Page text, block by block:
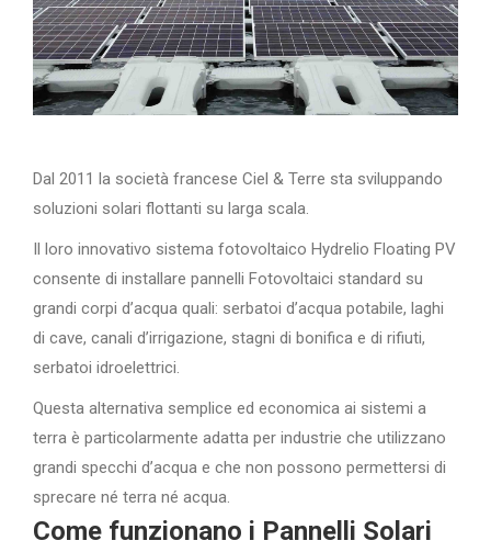
Dal 2011 la società francese Ciel & Terre sta sviluppando
soluzioni solari flottanti su larga scala.
Il loro innovativo sistema fotovoltaico Hydrelio Floating PV
consente di installare pannelli Fotovoltaici standard su
grandi corpi d’acqua quali: serbatoi d’acqua potabile, laghi
di cave, canali d’irrigazione, stagni di bonifica e di rifiuti,
serbatoi idroelettrici.
Questa alternativa semplice ed economica ai sistemi a
terra è particolarmente adatta per industrie che utilizzano
grandi specchi d’acqua e che non possono permettersi di
sprecare né terra né acqua.
Come funzionano i Pannelli Solari